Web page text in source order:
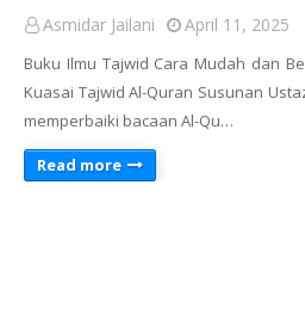
Asmidar Jailani April 11, 2025
Buku Ilmu Tajwid Cara Mudah dan
Kuasai Tajwid Al-Quran Susunan
memperbaiki bacaan Al-Qu…
Read more